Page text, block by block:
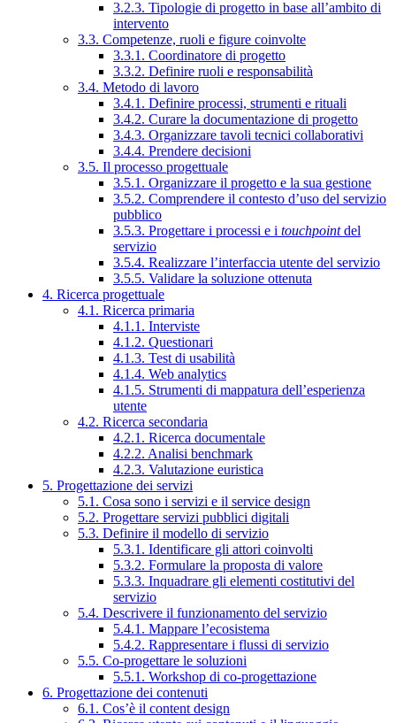
3.2.3. Tipologie di progetto in base all’ambito di
intervento
3.3. Competenze, ruoli e figure coinvolte
3.3.1. Coordinatore di progetto
3.3.2. Definire ruoli e responsabilità
3.4. Metodo di lavoro
3.4.1. Definire processi, strumenti e rituali
3.4.2. Curare la documentazione di progetto
3.4.3. Organizzare tavoli tecnici collaborativi
3.4.4. Prendere decisioni
3.5. Il processo progettuale
3.5.1. Organizzare il progetto e la sua gestione
3.5.2. Comprendere il contesto d’uso del servizio
pubblico
3.5.3. Progettare i processi e i touchpointdel
servizio
3.5.4. Realizzare l’interfaccia utente del servizio
3.5.5. Validare la soluzione ottenuta
4. Ricerca progettuale
4.1. Ricerca primaria
4.1.1. Interviste
4.1.2. Questionari
4.1.3. Test di usabilità
4.1.4. Web analytics
4.1.5. Strumenti di mappatura dell’esperienza
utente
4.2. Ricerca secondaria
4.2.1. Ricerca documentale
4.2.2. Analisi benchmark
4.2.3. Valutazione euristica
5. Progettazione dei servizi
5.1. Cosa sono i servizi e il service design
5.2. Progettare servizi pubblici digitali
5.3. Definire il modello di servizio
5.3.1. Identificare gli attori coinvolti
5.3.2. Formulare la proposta di valore
5.3.3. Inquadrare gli elementi costitutivi del
servizio
5.4. Descrivere il funzionamento del servizio
5.4.1. Mappare l’ecosistema
5.4.2. Rappresentare i flussi di servizio
5.5. Co-progettare le soluzioni
5.5.1. Workshop di co-progettazione
6. Progettazione dei contenuti
6.1. Cos’è il content design